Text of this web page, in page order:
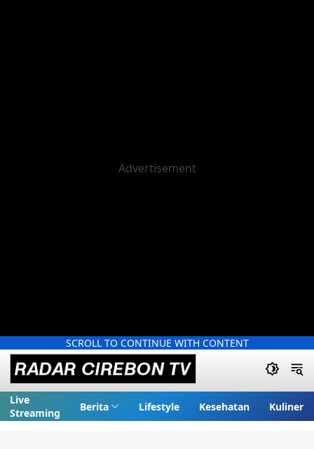
SCROLL TO CONTINUE WITH CONTENT
Live
Streaming
Berita Lifestyle Kesehatan Kuliner